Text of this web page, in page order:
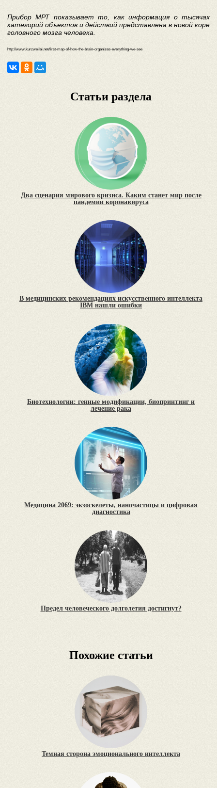
Прибор МРТ показывает то, как информация о тысячах
категорий объектов и действий представлена в новой коре
головного мозга человека.
http://www.kurzweilai.net/first-map-of-how-the-brain-organizes-everything-we-see
Статьи раздела
Два сценария мирового кризиса. Каким станет мир после
пандемии коронавируса
В медицинских рекомендациях искусственного интеллекта
IBM нашли ошибки
Биотехнологии: генные модификации, биопринтинг и
лечение рака
Медицина 2069: экзоскелеты, наночастицы и цифровая
диагностика
Предел человеческого долголетия достигнут?
Похожие статьи
Темная сторона эмоционального интеллекта